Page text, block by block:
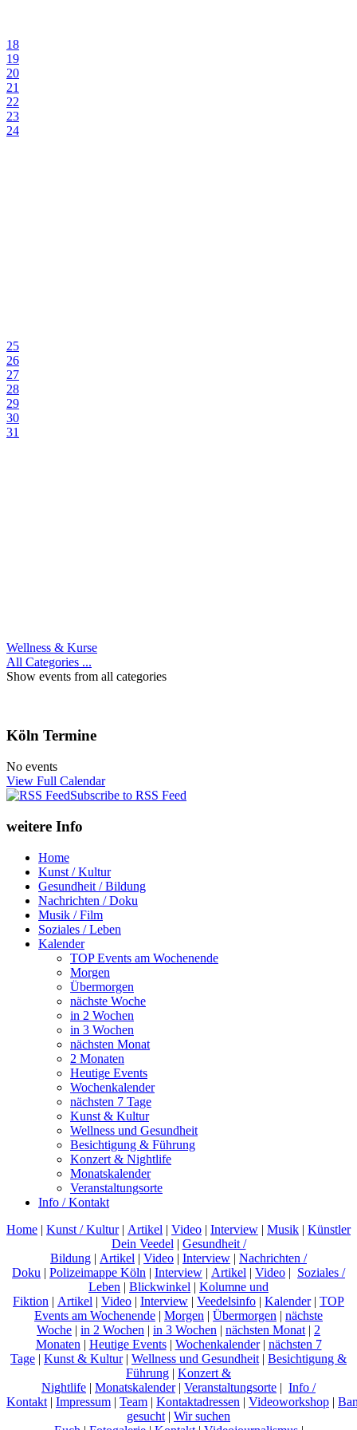
18
19
20
21
22
23
24
25
26
27
28
29
30
31
Wellness & Kurse
All Categories ...
Show events from all categories
Köln Termine
No events
View Full Calendar
Subscribe to RSS Feed
weitere Info
Home
Kunst / Kultur
Gesundheit / Bildung
Nachrichten / Doku
Musik / Film
Soziales / Leben
Kalender
TOP Events am Wochenende
Morgen
Übermorgen
nächste Woche
in 2 Wochen
in 3 Wochen
nächsten Monat
2 Monaten
Heutige Events
Wochenkalender
nächsten 7 Tage
Kunst & Kultur
Wellness und Gesundheit
Besichtigung & Führung
Konzert & Nightlife
Monatskalender
Veranstaltungsorte
Info / Kontakt
Home | Kunst / Kultur| Artikel | Video | Interview | Musik | Künstler
Dein Veedel | Gesundheit /
Bildung | Artikel | Video | Interview | Nachrichten /
Doku | Polizeimappe Köln | Interview | Artikel | Video | Soziales /
Leben | Blickwinkel | Kolumne und
Fiktion | Artikel | Video | Interview | Veedelsinfo | Kalender| TOP
Events am Wochenende | Morgen | Übermorgen | nächste
Woche | in 2 Wochen | in 3 Wochen | nächsten Monat | 2
Monaten | Heutige Events| Wochenkalender| nächsten 7
Tage | Kunst & Kultur| Wellness und Gesundheit | Besichtigung &
Führung | Konzert &
Nightlife | Monatskalender| Veranstaltungsorte | Info /
Kontakt | Impressum | Team | Kontaktadressen | Videoworkshop |
gesucht | Wir suchen